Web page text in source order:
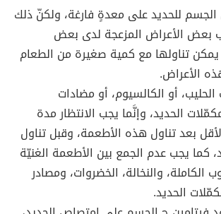
للحديد على معدةٍ فارغة، ولكنّ ذلك
بعض الأعراض المزعجة لدى بعض
يمكن تناولها مع كمية صغيرة من الطعام
الأعراض.
أو الكالسيوم، أو مضادات
الحديد، وإنَّما يجب الانتظار مدة
بعد تناول هذه الأطعمة، وقبل تناول
كما يجب عدم الجمع بين الأطعمة الغنيّة
الكاملة، والنخالة، الخضروات، ومصادر
الحديد.